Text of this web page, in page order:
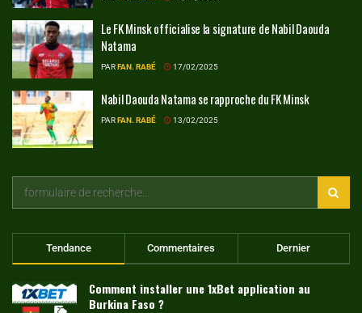
Le FK Minsk officialise la signature de Nabil Daouda
Natama
PARFAN. RABÉ 17/02/2025
Nabil Daouda Natama se rapproche du FK Minsk
PARFAN. RABÉ 13/02/2025
Tendance Commentaires Dernier
Comment installer une 1xBet application au
Burkina Faso ?